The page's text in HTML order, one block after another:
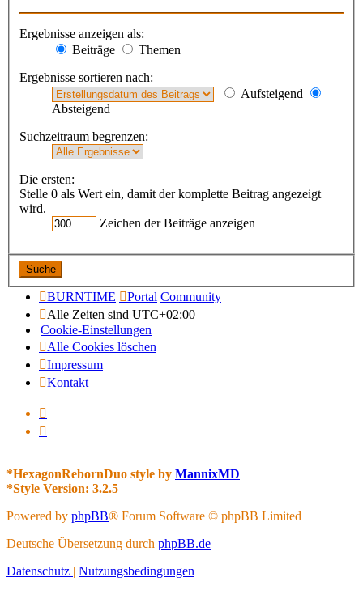
Ergebnisse anzeigen als:
Beiträge
Themen
Ergebnisse sortieren nach:
Aufsteigend
Absteigend
Suchzeitraum begrenzen:
Die ersten:
Stelle 0 als Wert ein, damit der komplette Beitrag angezeigt
wird.
Zeichen der Beiträge anzeigen
BURNTIME Portal Community
Alle Zeiten sind UTC+02:00
Cookie-Einstellungen
Alle Cookies löschen
Impressum
Kontakt
*HexagonRebornDuo style by MannixMD
*Style Version: 3.2.5
Powered by phpBB® Forum Software © phpBB Limited
Deutsche Übersetzung durch phpBB.de
Datenschutz | Nutzungsbedingungen